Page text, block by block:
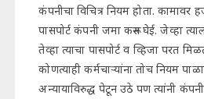
कंपनीचा विचित्र नियम होता. कामावर
पासपोर्ट कंपनी जमा करून घेई. जेव्हा
तेव्हा त्याचा पासपोर्ट व व्हिजा परत
कोणत्याही कर्मचाऱ्यांना तोच नियम
अन्यायाविरुद्ध पेटून उठे पण त्यांनी